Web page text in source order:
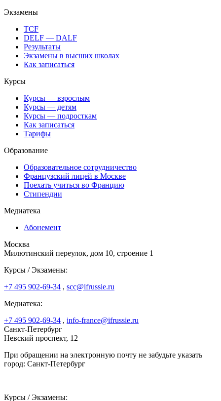
Экзамены
TCF
DELF — DALF
Результаты
Экзамены в высших школах
Как записаться
Курсы
Курсы — взрослым
Курсы — детям
Курсы — подросткам
Как записаться
Тарифы
Образование
Образовательное сотрудничество
Французский лицей в Москве
Поехать учиться во Францию
Стипендии
Медиатека
Абонемент
Москва
Милютинский переулок, дом 10, строение 1
Курсы / Экзамены:
+7 495 902-69-34 , scc@ifrussie.ru
Медиатека:
+7 495 902-69-34 , info-france@ifrussie.ru
Санкт-Петербург
Невский проспект, 12
При обращении на электронную почту не забудьте указать
город: Санкт-Петербург
Курсы / Экзамены: